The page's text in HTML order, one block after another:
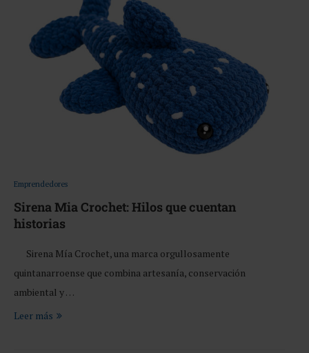
Emprendedores
Sirena Mia Crochet: Hilos que cuentan
historias
Sirena Mía Crochet, una marca orgullosamente
quintanarroense que combina artesanía, conservación
ambiental y …
Leer más